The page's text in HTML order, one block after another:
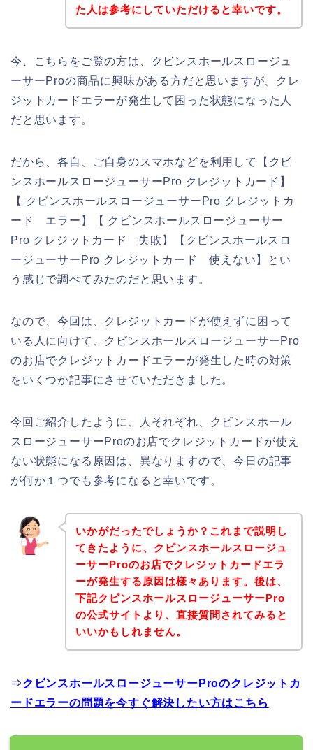
た人は参考にしていただけると幸いです。
今、こちらをご覧の方は、クビンスホールスロージュ
ーサーProの商品に興味がある方だと思いますが、クレ
ジットカードエラーが発生して困った状態になった人
だと思います。
だから、各自、ご自身のスマホなどを利用して【クビ
ンスホールスロージューサーPro クレジットカード】
【 クビンスホールスロージューサーPro クレジットカ
ード エラー】【 クビンスホールスロージューサー
Pro クレジットカード 失敗】【クビンスホールスロ
ージューサーPro クレジットカード 使えない】とい
う感じで調べてみたのだと思います。
なので、今回は、クレジットカードが使えずに困って
いる人に向けて、クビンスホールスロージューサーPro
のお店でクレジットカードエラーが発生した時の対策
をいくつか記事にさせていただきました。
今回ご紹介したように、人それぞれ、クビンスホール
スロージューサーProのお店でクレジットカードが使え
ない状態になる原因は、異なりますので、今日の記事
が何か１つでも参考になると幸いです。
いかがだったでしょうか？これまで説明し
てきたように、クビンスホールスロージュ
ーサーProのお店でクレジットカードエラ
ーが発生する原因は様々あります。後は、
下記クビンスホールスロージューサーPro
の公式サイトより、直接質問されてみると
いいかもしれません。
⇒クビンスホールスロージューサーProのクレジットカ
ードエラーの問題を今すぐ解決したい方はこちら